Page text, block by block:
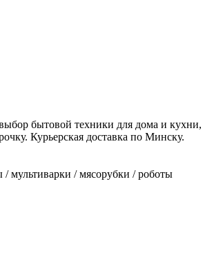
бытовой техники для дома и кухни,
Курьерская доставка по Минску.
мультиварки / мясорубки / роботы